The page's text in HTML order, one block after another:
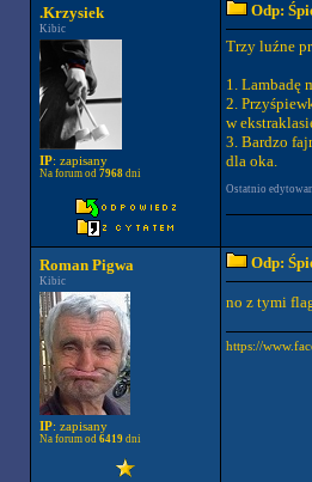
.Krzysiek
Kibic
IP: zapisany
Na forum od 7968dni
Odp:
Trzy luźne
1. Lambadę
2.
w
3. Bardzo
dla oka.
Ostatnio
Roman Pigwa
Kibic
IP: zapisany
Na forum od 6419dni
Odp:
no z tymi
https://